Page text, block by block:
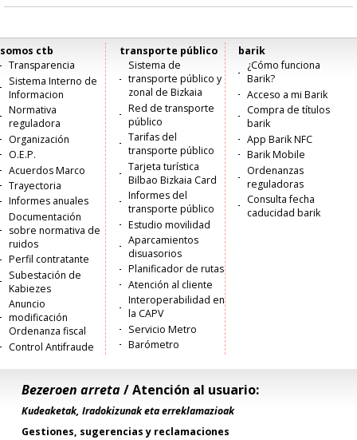
Menú
principal
somos ctb
Transparencia
Sistema Interno de
Informacion
Normativa
reguladora
Organización
O.E.P.
Acuerdos Marco
Trayectoria
Informes anuales
Documentación
sobre normativa de
ruidos
Perfil contratante
Subestación de
Kabiezes
Anuncio
modificación
Ordenanza fiscal
Control Antifraude
transporte público
Sistema de
transporte público y
zonal de Bizkaia
Red de transporte
público
Tarifas del
transporte público
Tarjeta turística
Bilbao Bizkaia Card
Informes del
transporte público
Estudio movilidad
Aparcamientos
disuasorios
Planificador de rutas
Atención al cliente
Interoperabilidad en
la CAPV
Servicio Metro
Barómetro
barik
¿Cómo funciona
Barik?
Acceso a mi Barik
Compra de títulos
barik
App Barik NFC
Barik Mobile
Ordenanzas
reguladoras
Consulta fecha
caducidad barik
Bezeroen arreta/ Atención al usuario:
Kudeaketak, Iradokizunak eta erreklamazioak
Gestiones, sugerencias y reclamaciones